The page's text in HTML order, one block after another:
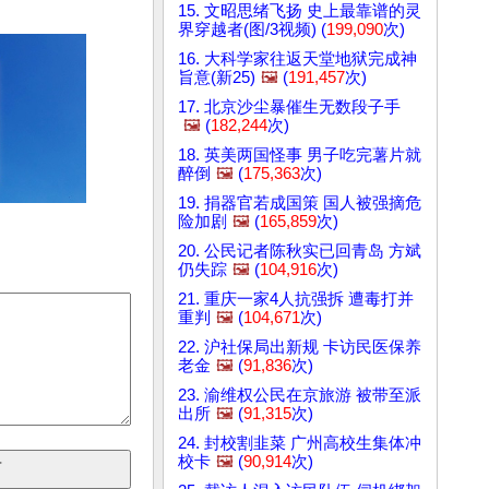
15. 文昭思绪飞扬 史上最靠谱的灵
界穿越者(图/3视频) (199,090次)
16. 大科学家往返天堂地狱完成神
旨意(新25) 🖼️ (191,457次)
17. 北京沙尘暴催生无数段子手
🖼️ (182,244次)
18. 英美两国怪事 男子吃完薯片就
醉倒 🖼️ (175,363次)
19. 捐器官若成国策 国人被强摘危
险加剧 🖼️ (165,859次)
20. 公民记者陈秋实已回青岛 方斌
仍失踪 🖼️ (104,916次)
21. 重庆一家4人抗强拆 遭毒打并
重判 🖼️ (104,671次)
22. 沪社保局出新规 卡访民医保养
老金 🖼️ (91,836次)
23. 渝维权公民在京旅游 被带至派
出所 🖼️ (91,315次)
24. 封校割韭菜 广州高校生集体冲
校卡 🖼️ (90,914次)